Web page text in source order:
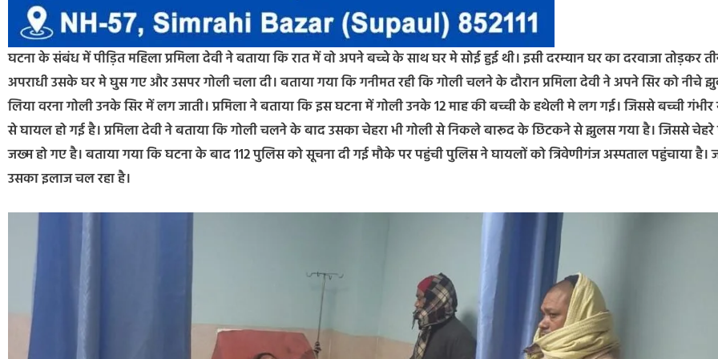
घटना के संबंध में पीड़ित महिला प्रमिला देवी ने बताया कि रात में वो अपने बच्चे के साथ घर मे सोई हुई थी। इसी दरम्यान घर का दरवाजा तोड़कर
अपराधी उसके घर मे घुस गए और उसपर गोली चला दी। बताया गया कि गनीमत रही कि गोली चलने के दौरान प्रमिला देवी ने अपने सिर को नीचे
लिया वरना गोली उनके सिर में लग जाती। प्रमिला ने बताया कि इस घटना में गोली उनके 12 माह की बच्ची के हथेली मे लग गई। जिससे बच्ची
से घायल हो गई है। प्रमिला देवी ने बताया कि गोली चलने के बाद उसका चेहरा भी गोली से निकले बारूद के छिटकने से झुलस गया है। जिससे चेहरे
जख्म हो गए है। बताया गया कि घटना के बाद 112 पुलिस को सूचना दी गई मौके पर पहुंची पुलिस ने घायलों को त्रिवेणीगंज अस्पताल पहुंचाया है।
उसका इलाज चल रहा है।